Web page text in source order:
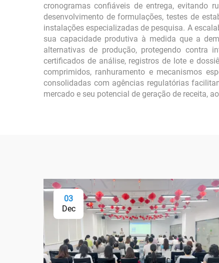
cronogramas confiáveis de entrega, evitando
desenvolvimento de formulações, testes de
instalações especializadas de pesquisa. A
sua capacidade produtiva à medida que a
alternativas de produção, protegendo contra
certificados de análise, registros de lote e
comprimidos, ranhuramento e mecanismos
consolidadas com agências regulatórias
mercado e seu potencial de geração de receita,
03
Dec